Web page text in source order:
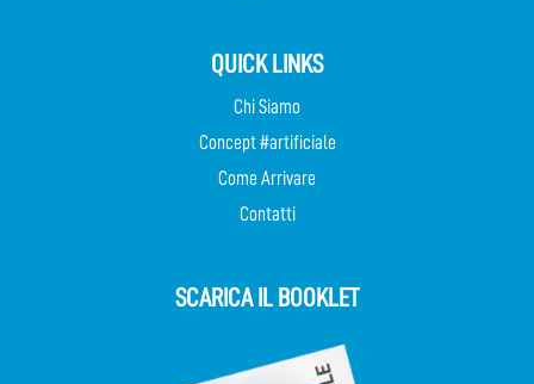
QUICK LINKS
Chi Siamo
Concept #artificiale
Come Arrivare
Contatti
SCARICA IL BOOKLET